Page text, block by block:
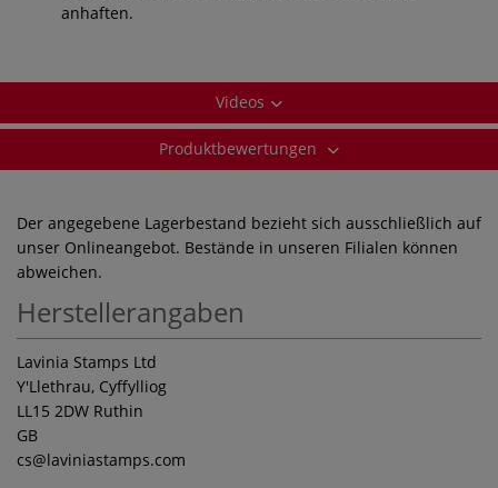
anhaften.
Videos
Produktbewertungen
Der angegebene Lagerbestand bezieht sich ausschließlich auf
unser Onlineangebot. Bestände in unseren Filialen können
abweichen.
Herstellerangaben
Lavinia Stamps Ltd
Y'Llethrau, Cyffylliog
LL15 2DW Ruthin
GB
cs@laviniastamps.com